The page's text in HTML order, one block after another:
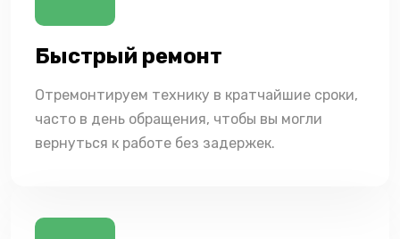
Быстрый ремонт
Отремонтируем технику в кратчайшие сроки,
часто в день обращения, чтобы вы могли
вернуться к работе без задержек.